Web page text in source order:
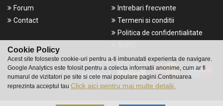
Cookie Policy
Acest site foloseste cookie-uri pentru a-ti imbunatati experienta de navigare.
Google Analytics este folosit pentru a colecta informatii anonime, cum ar fi
numarul de vizitatori pe site si cele mai populare pagini.Continuarea
reprezinta acceptul tau Click aici pentru mai multe detalii.
Forum
Contact
Intrebari frecvente
Termeni si conditii
Politica de confidentialitate